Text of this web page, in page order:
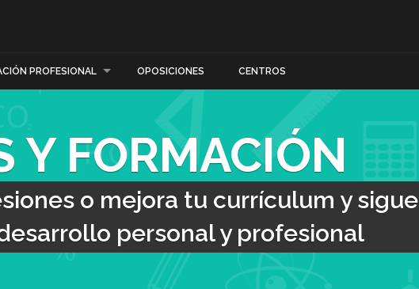
PROFESIONAL OPOSICIONES CENTROS
Y FORMACIÓN
o mejora tu currículum y sigue
personal y profesional